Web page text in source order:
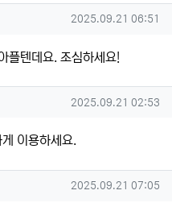
작성일
2025.09.21 06:51
플텐데요. 조심하세요!
작성일
2025.09.21 02:53
이용하세요.
작성일
2025.09.21 07:05